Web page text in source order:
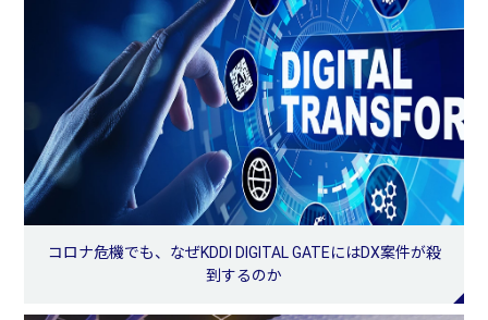
コロナ危機でも、なぜKDDI DIGITAL GATEにはDX案件が殺
到するのか